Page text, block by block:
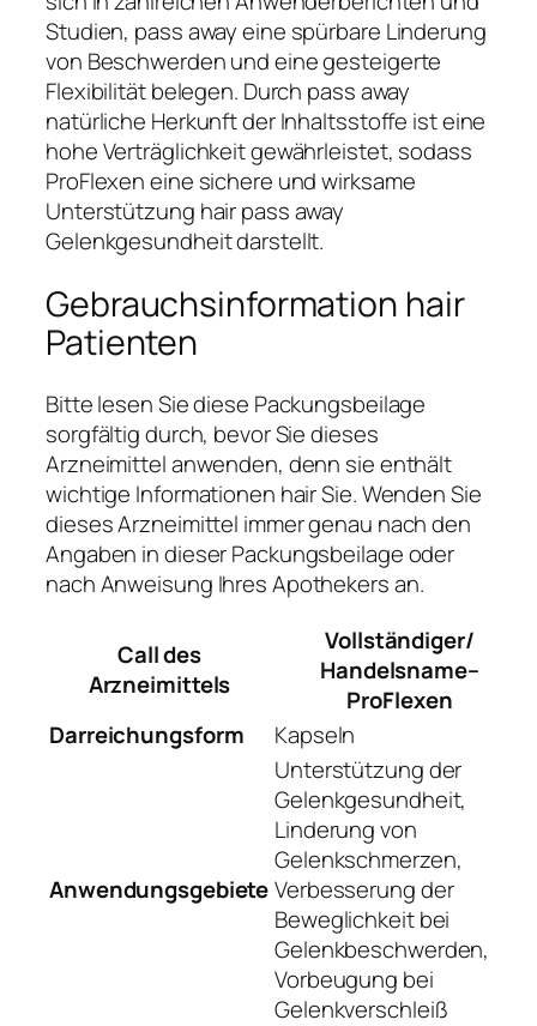
Studien, pass away eine spürbare Linderung
von Beschwerden und eine gesteigerte
Flexibilität belegen. Durch pass away
natürliche Herkunft der Inhaltsstoffe ist eine
hohe Verträglichkeit gewährleistet, sodass
ProFlexen eine sichere und wirksame
Unterstützung hair pass away
Gelenkgesundheit darstellt.
Gebrauchsinformation hair
Patienten
Bitte lesen Sie diese Packungsbeilage
sorgfältig durch, bevor Sie dieses
Arzneimittel anwenden, denn sie enthält
wichtige Informationen hair Sie. Wenden Sie
dieses Arzneimittel immer genau nach den
Angaben in dieser Packungsbeilage oder
nach Anweisung Ihres Apothekers an.
Call des
Arzneimittels
Vollständiger/
Handelsname–
ProFlexen
Darreichungsform
Kapseln
Anwendungsgebiete
Unterstützung der
Gelenkgesundheit,
Linderung von
Gelenkschmerzen,
Verbesserung der
Beweglichkeit bei
Gelenkbeschwerden,
Vorbeugung bei
Gelenkverschleiß